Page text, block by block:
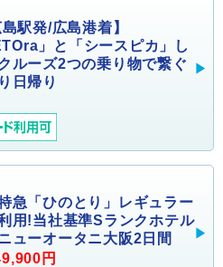
島駅発/広島港着】
」と「シースピカ」し
ルーズ2つの乗り物で繋ぐ
日帰り
急「ひのとり」レギュラー
用!当社基準Sランクホテル
ューオータニ大阪2日間
円